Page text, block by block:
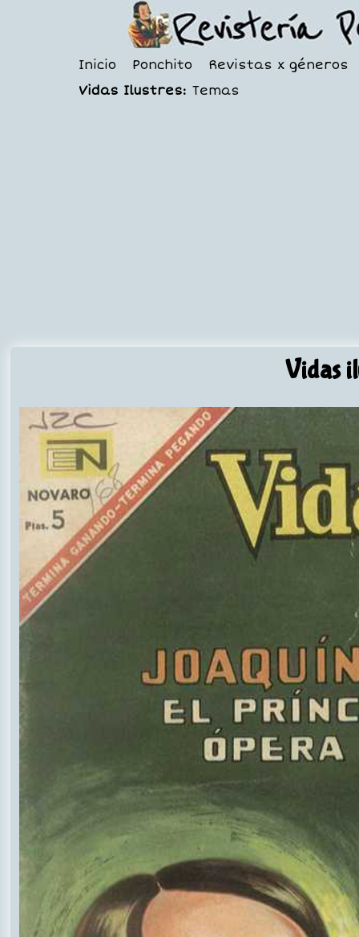
Inicio Ponchito
Revistas x géneros
Vidas Ilustres: Temas
Vidas